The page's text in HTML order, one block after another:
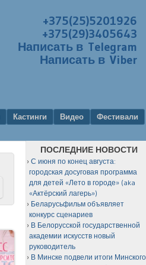
+375(25)5201926
+375(29)3405643
Написать в Telegram
Написать в Viber
Кастинги Видео
Фестивали
ПОСЛЕДНИЕ НОВОСТИ
С июня по конец августа:
городская досуговая программа
для детей «Лето в городе» (aka
«Актёрский лагерь»)
Беларусьфильм объявляет
конкурс сценариев
В Белорусской государственной
академии искусств новый
руководитель
В Минске подвели итоги Минского